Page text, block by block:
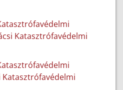
Katasztrófavédelmi
Katasztrófavédelmi